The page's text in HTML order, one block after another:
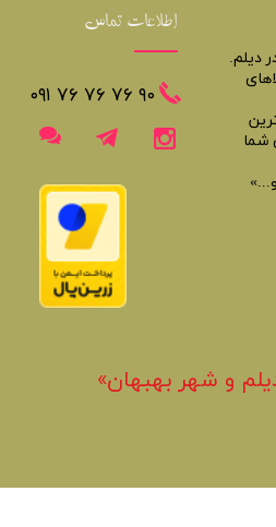
دیلم.
شما
اطلاعات تماس
​​٩٠ ٧۶ ٧۶ ٧۶ ٠٩١